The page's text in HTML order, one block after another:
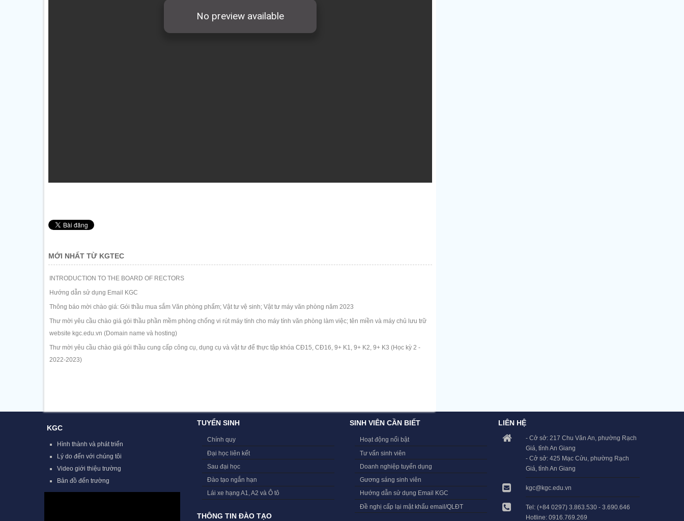
MỚI NHẤT TỪ KGTEC
INTRODUCTION TO THE BOARD OF RECTORS
Hướng dẫn sử dụng Email KGC
Thông báo mời chào giá: Gói thầu mua sắm Văn phòng phẩm; Vật tư vệ sinh; Vật tư máy văn phòng năm 2023
Thư mời yêu cầu chào giá gói thầu phần mềm phòng chống vi rút máy tính cho máy tính văn phòng làm việc; tên miền và máy chủ lưu trữ
website kgc.edu.vn (Domain name và hosting)
Thư mời yêu cầu chào giá gói thầu cung cấp công cụ, dụng cụ và vật tư để thực tập khóa CĐ15, CĐ16, 9+ K1, 9+ K2, 9+ K3 (Học kỳ 2 -
2022-2023)
KGC
Hình thành và phát triển
Lý do đến với chúng tôi
Video giới thiệu trường
Bản đồ đến trường
TUYỂN SINH
Chính quy
Đại học liên kết
Sau đại học
Đào tạo ngắn hạn
Lái xe hạng A1, A2 và Ô tô
THÔNG TIN ĐÀO TẠO
SINH VIÊN CẦN BIẾT
Hoạt động nổi bật
Tư vấn sinh viên
Doanh nghiệp tuyển dụng
Gương sáng sinh viên
Hướng dẫn sử dụng Email KGC
Đề nghị cấp lại mật khẩu email/QLĐT
LIÊN HỆ
- Cở sở: 217 Chu Văn An, phường Rạch
Giá, tỉnh An Giang
- Cở sở: 425 Mạc Cửu, phường Rạch
Giá, tỉnh An Giang
kgc@kgc.edu.vn
Tel: (+84 0297) 3.863.530 - 3.690.646
Hotline: 0916.769.269